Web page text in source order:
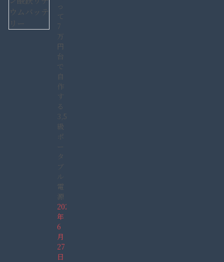
っ
て
7
万
円
台
で
自
作
す
る
3,584Wh
級
ポ
ー
タ
ブ
ル
電
源
2026
年
6
月
27
日